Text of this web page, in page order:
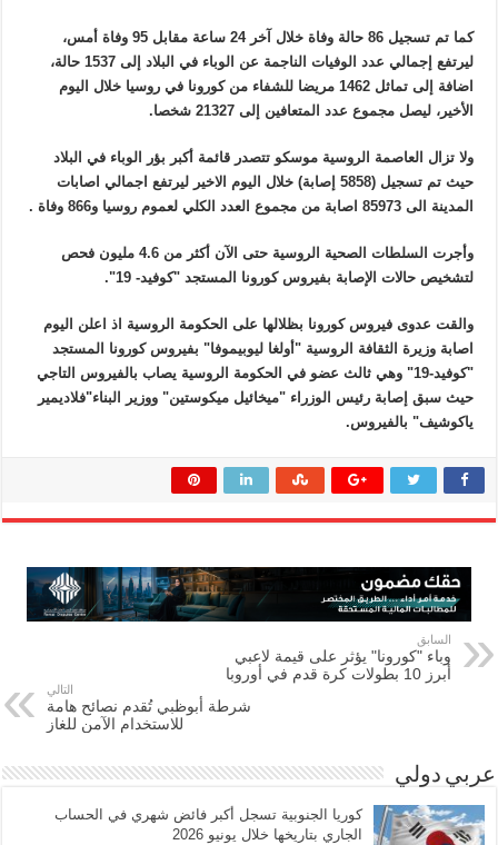
كما تم تسجيل 86 حالة وفاة خلال آخر 24 ساعة مقابل 95 وفاة أمس،
ليرتفع إجمالي عدد الوفيات الناجمة عن الوباء في البلاد إلى 1537 حالة،
اضافة إلى تماثل 1462 مريضا للشفاء من كورونا في روسيا خلال اليوم
الأخير، ليصل مجموع عدد المتعافين إلى 21327 شخصا.
ولا تزال العاصمة الروسية موسكو تتصدر قائمة أكبر بؤر الوباء في البلاد
حيث تم تسجيل (5858 إصابة) خلال اليوم الاخير ليرتفع اجمالي اصابات
المدينة الى 85973 اصابة من مجموع العدد الكلي لعموم روسيا و866 وفاة .
وأجرت السلطات الصحية الروسية حتى الآن أكثر من 4.6 مليون فحص
لتشخيص حالات الإصابة بفيروس كورونا المستجد "كوفيد- 19".
والقت عدوى فيروس كورونا بظلالها على الحكومة الروسية اذ اعلن اليوم
اصابة وزيرة الثقافة الروسية "أولغا ليوبيموفا" بفيروس كورونا المستجد
"كوفيد-19" وهي ثالث عضو في الحكومة الروسية يصاب بالفيروس التاجي
حيث سبق إصابة رئيس الوزراء "ميخائيل ميكوستين" ووزير البناء"فلاديمير
ياكوشيف" بالفيروس.
السابق
وباء "كورونا" يؤثر على قيمة لاعبي
أبرز 10 بطولات كرة قدم في أوروبا
التالي
شرطة أبوظبي تُقدم نصائح هامة
للاستخدام الآمن للغاز
عربي دولي
كوريا الجنوبية تسجل أكبر فائض شهري في الحساب
الجاري بتاريخها خلال يونيو 2026